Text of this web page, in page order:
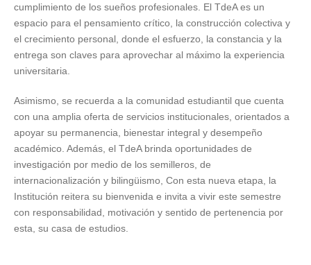
cumplimiento de los sueños profesionales. El TdeA es un
espacio para el pensamiento crítico, la construcción colectiva y
el crecimiento personal, donde el esfuerzo, la constancia y la
entrega son claves para aprovechar al máximo la experiencia
universitaria.
Asimismo, se recuerda a la comunidad estudiantil que cuenta
con una amplia oferta de servicios institucionales, orientados a
apoyar su permanencia, bienestar integral y desempeño
académico. Además, el TdeA brinda oportunidades de
investigación por medio de los semilleros, de
internacionalización y bilingüismo, Con esta nueva etapa, la
Institución reitera su bienvenida e invita a vivir este semestre
con responsabilidad, motivación y sentido de pertenencia por
esta, su casa de estudios.